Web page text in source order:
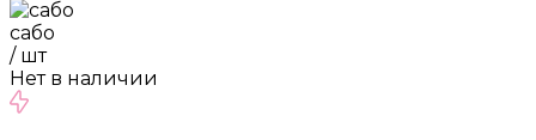
сабо
/ шт
Нет в наличии